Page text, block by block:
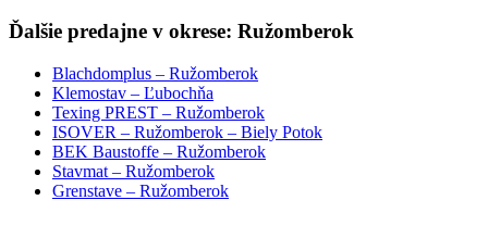
Ďalšie predajne v okrese: Ružomberok
Blachdomplus – Ružomberok
Klemostav – Ľubochňa
Texing PREST – Ružomberok
ISOVER – Ružomberok – Biely Potok
BEK Baustoffe – Ružomberok
Stavmat – Ružomberok
Grenstave – Ružomberok